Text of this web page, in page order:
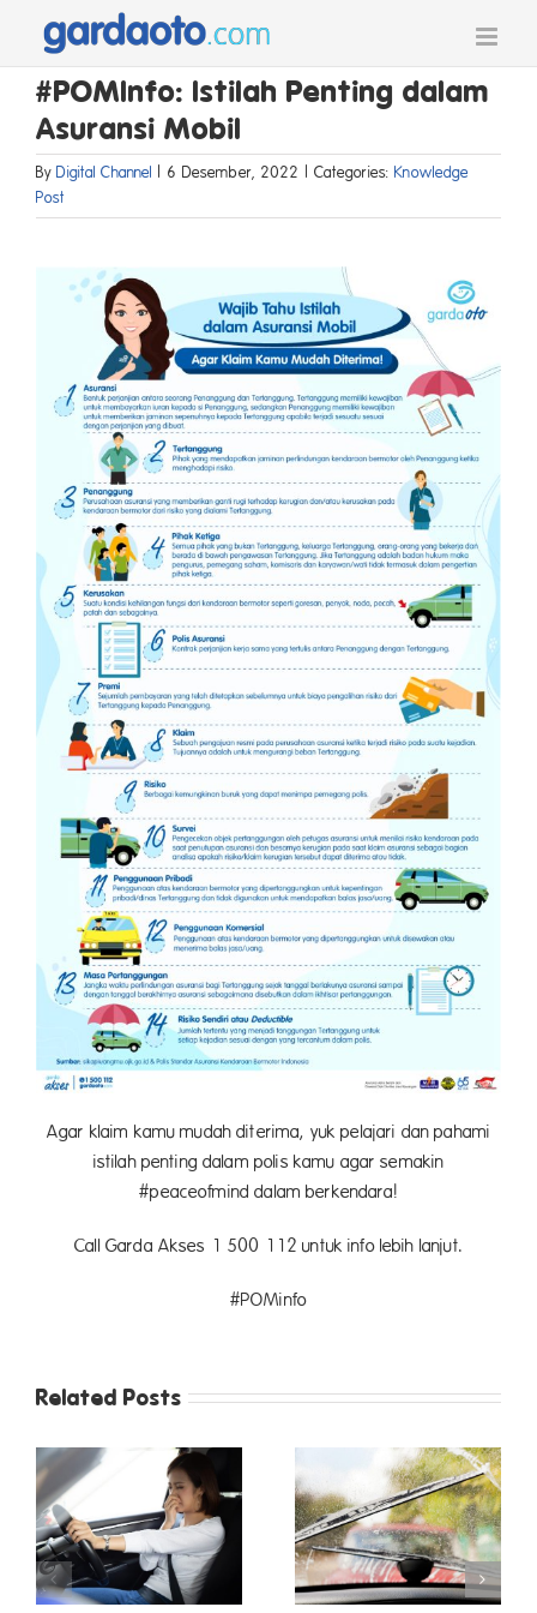
content
#POMInfo: Istilah Penting dalam
Asuransi Mobil
By Digital Channel | 6 Desember, 2022 | Categories:Knowledge
Post
Agar klaim kamu mudah diterima, yuk pelajari dan pahami
istilah penting dalam polis kamu agar semakin
#peaceofmind dalam berkendara!
Call Garda Akses 1 500 112 untuk info lebih lanjut.
#POMinfo
Related Posts